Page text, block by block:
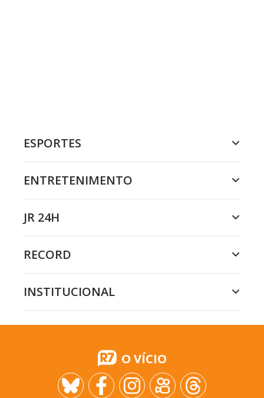
ESPORTES
ENTRETENIMENTO
JR 24H
RECORD
INSTITUCIONAL
O VÍCIO